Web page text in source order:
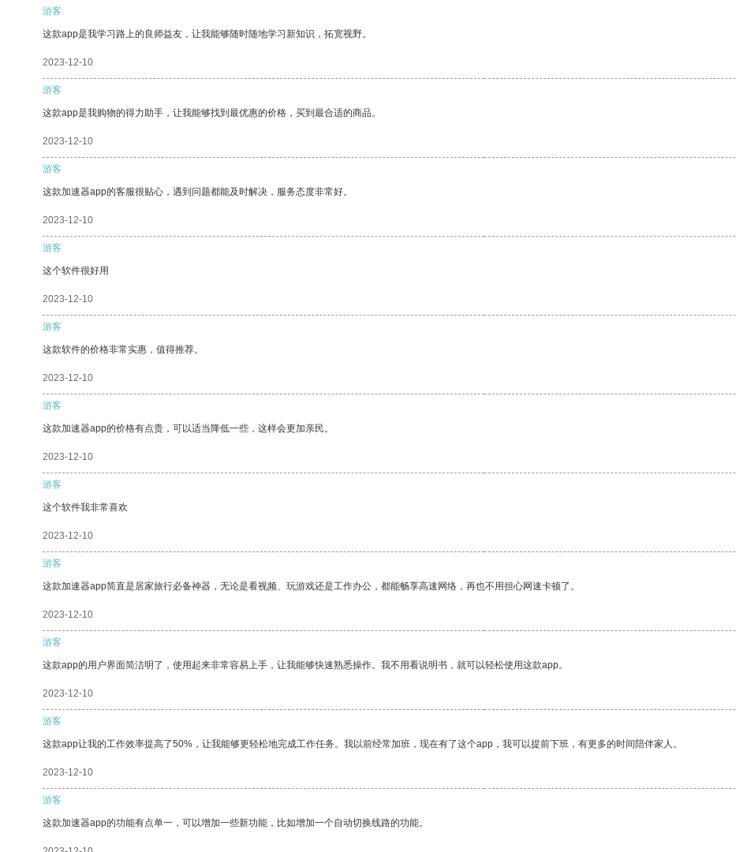
游客
这款app是我学习路上的良师益友，让我能够随时随地学习新知识，拓宽视野。
2023-12-10
游客
这款app是我购物的得力助手，让我能够找到最优惠的价格，买到最合适的商品。
2023-12-10
游客
这款加速器app的客服很贴心，遇到问题都能及时解决，服务态度非常好。
2023-12-10
游客
这个软件很好用
2023-12-10
游客
这款软件的价格非常实惠，值得推荐。
2023-12-10
游客
这款加速器app的价格有点贵，可以适当降低一些，这样会更加亲民。
2023-12-10
游客
这个软件我非常喜欢
2023-12-10
游客
这款加速器app简直是居家旅行必备神器，无论是看视频、玩游戏还是工作办公，都能畅享高速网络，再也不用担心网速卡顿了。
2023-12-10
游客
这款app的用户界面简洁明了，使用起来非常容易上手，让我能够快速熟悉操作。我不用看说明书，就可以轻松使用这款app。
2023-12-10
游客
这款app让我的工作效率提高了50%，让我能够更轻松地完成工作任务。我以前经常加班，现在有了这个app，我可以提前下班，有更多的时间陪伴家人。
2023-12-10
游客
这款加速器app的功能有点单一，可以增加一些新功能，比如增加一个自动切换线路的功能。